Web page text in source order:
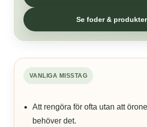
Se foder & produkter
VANLIGA MISSTAG
Att rengöra för ofta utan att
behöver det.